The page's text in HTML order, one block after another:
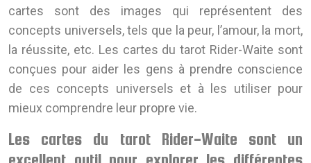
cartes sont des images qui représentent des
concepts universels, tels que la peur, l’amour, la mort,
la réussite, etc. Les cartes du tarot Rider-Waite sont
conçues pour aider les gens à prendre conscience
de ces concepts universels et à les utiliser pour
mieux comprendre leur propre vie.
Les cartes du tarot Rider-Waite sont un